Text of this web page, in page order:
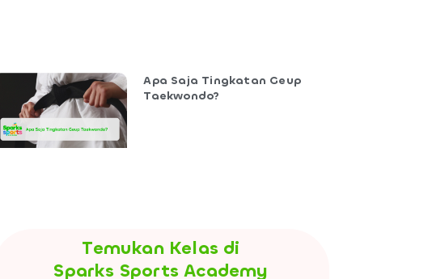
Apa Saja Tingkatan Geup
Taekwondo?
Temukan Kelas di
Sparks Sports Academy